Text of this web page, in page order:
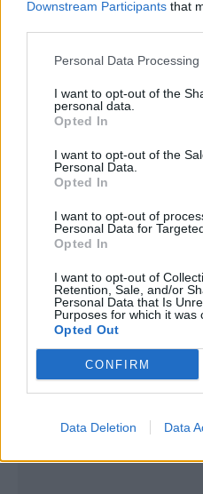
Downstream Participants that
Personal Data
I want to opt-out of the
personal data.
Opted In
I want to opt-out of the
Personal Data.
Opted In
I want to opt-out of
Personal Data for
Opted In
I want to opt-out of
Retention, Sale, and/or
Personal Data that Is
Purposes for which it was
Opted Out
CONFIRM
Data Deletion Data
Deputados do PSD
Sinfónica da
certame
Capacita Jovem
jovens ao mundo